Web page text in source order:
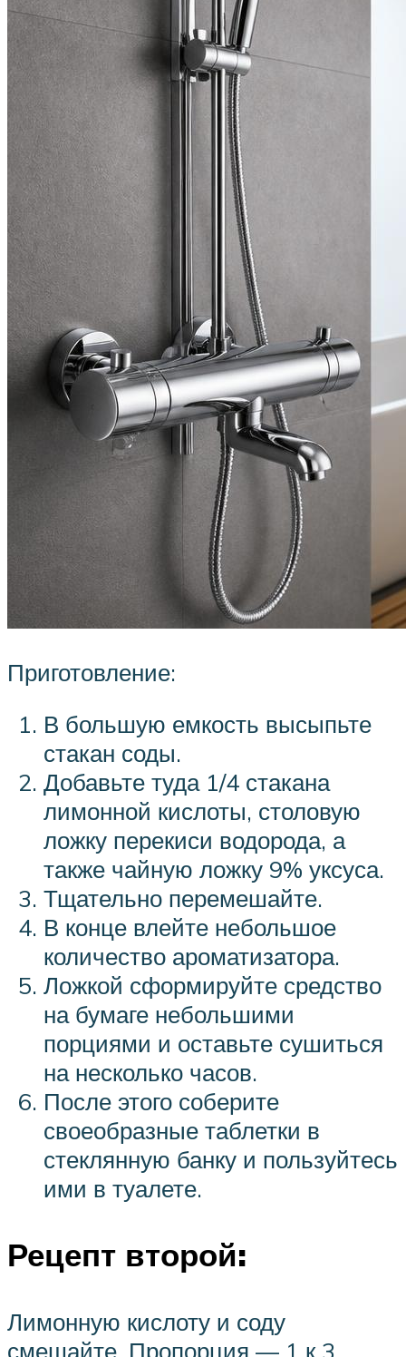
Приготовление:
В большую емкость высыпьте
стакан соды.
Добавьте туда 1/4 стакана
лимонной кислоты, столовую
ложку перекиси водорода, а
также чайную ложку 9% уксуса.
Тщательно перемешайте.
В конце влейте небольшое
количество ароматизатора.
Ложкой сформируйте средство
на бумаге небольшими
порциями и оставьте сушиться
на несколько часов.
После этого соберите
своеобразные таблетки в
стеклянную банку и пользуйтесь
ими в туалете.
Рецепт второй:
Лимонную кислоту и соду
смешайте. Пропорция — 1 к 3.